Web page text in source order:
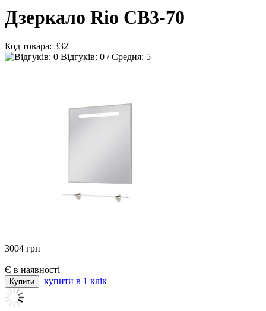
Дзеркало Rio СВ3-70
Код товара: 332
Відгуків: 0 / Средня: 5
3004 грн
Є в наявності
купити в 1 клік